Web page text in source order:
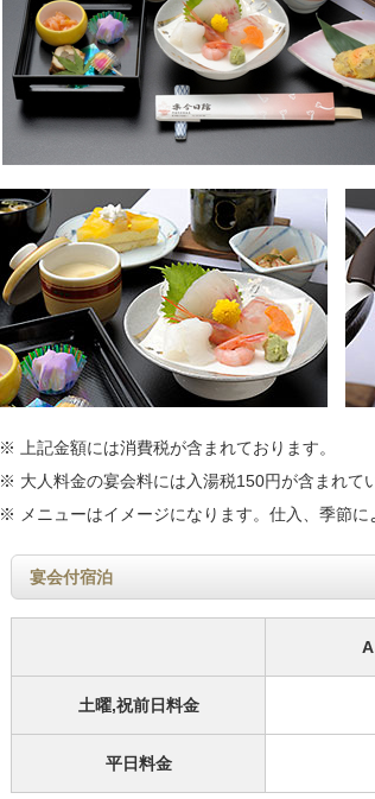
※ 上記金額には消費税が含まれております。
※ 大人料金の宴会料には入湯税150円が含まれて
※ メニューはイメージになります。仕入、季節に
宴会付宿泊
土曜,祝前日料金
平日料金